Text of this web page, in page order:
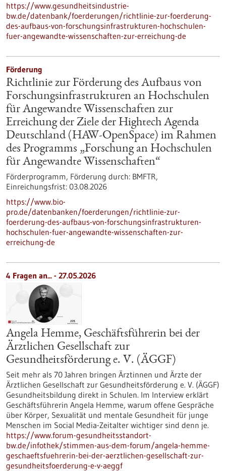
https://www.gesundheitsindustrie-
bw.de/datenbank/foerderungen/richtlinie-zur-foerderung-
des-aufbaus-von-forschungsinfrastrukturen-hochschulen-
fuer-angewandte-wissenschaften-zur-erreichung-de
Förderung
Richtlinie zur Förderung des Aufbaus von
Forschungsinfrastrukturen an Hochschulen
für Angewandte Wissenschaften zur
Erreichung der Ziele der Hightech Agenda
Deutschland (HAW-OpenSpace) im Rahmen
des Programms „Forschung an Hochschulen
für Angewandte Wissenschaften“
Förderprogramm, Förderung durch: BMFTR,
Einreichungsfrist: 03.08.2026
https://www.bio-
pro.de/datenbanken/foerderungen/richtlinie-zur-
foerderung-des-aufbaus-von-forschungsinfrastrukturen-
hochschulen-fuer-angewandte-wissenschaften-zur-
erreichung-de
4 Fragen an... - 27.05.2026
Angela Hemme, Geschäftsführerin bei der
Ärztlichen Gesellschaft zur
Gesundheitsförderung e. V. (ÄGGF)
Seit mehr als 70 Jahren bringen Ärztinnen und Ärzte der
Ärztlichen Gesellschaft zur Gesundheitsförderung e. V. (ÄGGF)
Gesundheitsbildung direkt in Schulen. Im Interview erklärt
Geschäftsführerin Angela Hemme, warum offene Gespräche
über Körper, Sexualität und mentale Gesundheit für junge
Menschen im Social Media-Zeitalter wichtiger sind denn je.
https://www.forum-gesundheitsstandort-
bw.de/infothek/stimmen-aus-dem-forum/angela-hemme-
geschaeftsfuehrerin-bei-der-aerztlichen-gesellschaft-zur-
gesundheitsfoerderung-e-v-aeggf